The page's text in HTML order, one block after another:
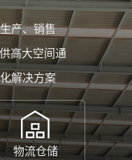
产、销售
高大空间通
解决方案
物流仓储